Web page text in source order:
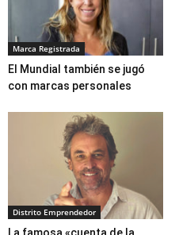
Marca Registrada
El Mundial también se jugó
con marcas personales
Distrito Emprendedor
La famosa «cuenta de la